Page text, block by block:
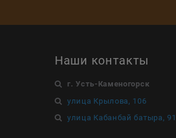
Наши контакты
г. Усть-Каменогорск
улица Крылова, 106
улица Кабанбай батыра,